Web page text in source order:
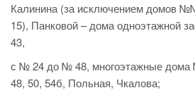
Калинина (за исключением домов
15), Панковой – дома одноэтажной
43,
с № 24 до № 48, многоэтажные дома
48, 50, 54б, Польная, Чкалова;